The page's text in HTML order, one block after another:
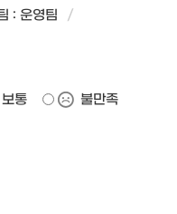
: 운영팀
보통
불만족